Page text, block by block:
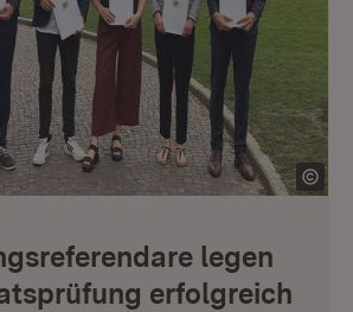
legen
erfolgreich